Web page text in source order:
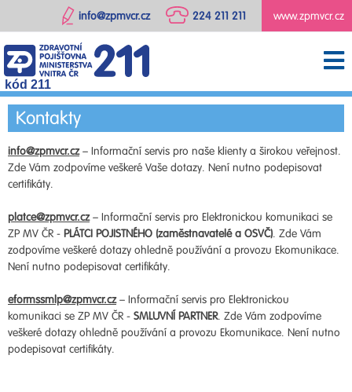
www.zpmvcr.cz
224 211 211
info@zpmvcr.cz
kód 211
Kontakty
info@zpmvcr.cz– Informační servis pro naše klienty a širokou veřejnost.
Zde Vám zodpovíme veškeré Vaše dotazy. Není nutno podepisovat
certifikáty.
platce@zpmvcr.cz– Informační servis pro Elektronickou komunikaci se
ZP MV ČR - PLÁTCI POJISTNÉHO (zaměstnavatelé a OSVČ). Zde Vám
zodpovíme veškeré dotazy ohledně používání a provozu Ekomunikace.
Není nutno podepisovat certifikáty.
eformssmlp@zpmvcr.cz– Informační servis pro Elektronickou
komunikaci se ZP MV ČR - SMLUVNÍ PARTNER. Zde Vám zodpovíme
veškeré dotazy ohledně používání a provozu Ekomunikace. Není nutno
podepisovat certifikáty.